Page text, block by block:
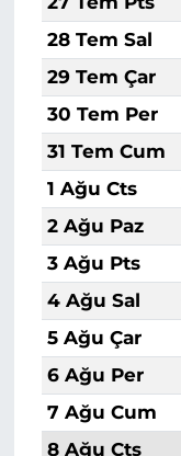
28 Tem Sal
29 Tem Çar
30 Tem Per
31 Tem Cum
1 Ağu Cts
2 Ağu Paz
3 Ağu Pts
4 Ağu Sal
5 Ağu Çar
6 Ağu Per
7 Ağu Cum
8 Ağu Cts